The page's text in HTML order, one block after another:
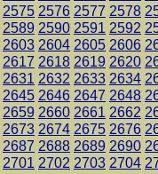
2575 2576 2577 2578
2589 2590 2591 2592
2603 2604 2605 2606
2617 2618 2619 2620
2631 2632 2633 2634
2645 2646 2647 2648
2659 2660 2661 2662
2673 2674 2675 2676
2687 2688 2689 2690
2701 2702 2703 2704